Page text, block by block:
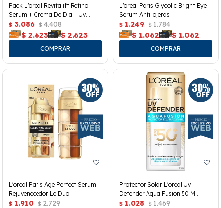
Pack L'oreal Revitalift Retinol
Serum + Crema De Dia + Uv
Defender
$ 3.086 $ 4.408
$ 2.623 $ 2.623
L'oreal Paris Glycolic Bright Eye
Serum Anti-ojeras
$ 1.249 $ 1.784
$ 1.062 $ 1.062
L'oreal Paris Age Perfect Serum
Rejuvenecedor Le Duo
$ 1.910 $ 2.729
Protector Solar L'oreal Uv
Defender Aqua Fusion 50 Ml.
$ 1.028 $ 1.469